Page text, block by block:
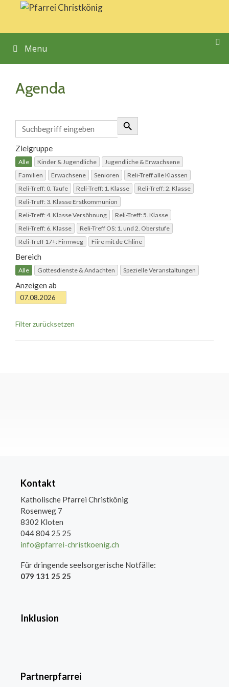
Springe
Inhalt
Menu
Agenda
Zielgruppe
Alle Kinder & Jugendliche
Jugendliche & Erwachsene
Familien
Erwachsene Senioren
Reli-Treff alle Klassen
Reli-Treff: 0. Taufe
Reli-Treff: 1. Klasse
Reli-Treff: 2. Klasse
Reli-Treff: 3. Klasse Erstkommunion
Reli-Treff: 4. Klasse Versöhnung
Reli-Treff: 5. Klasse
Reli-Treff: 6. Klasse
Reli-Treff OS: 1. und 2. Oberstufe
Reli-Treff 17+: Firmweg
Fiire mit de Chline
Bereich
Alle Gottesdienste & Andachten Spezielle Veranstaltungen
Anzeigen ab
Filter zurücksetzen
Kontakt
Katholische Pfarrei Christkönig
Rosenweg 7
8302 Kloten
044 804 25 25
info@pfarrei-christkoenig.ch
Für dringende seelsorgerische Notfälle:
079 131 25 25
Inklusion
Partnerpfarrei